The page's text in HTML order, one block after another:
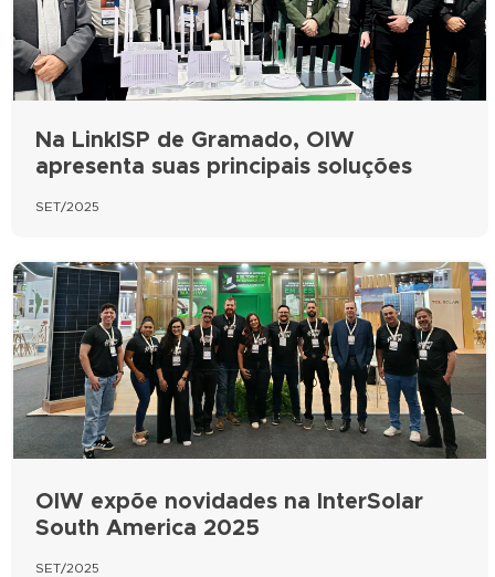
Na LinkISP de Gramado, OIW
apresenta suas principais soluções
SET/2025
OIW expõe novidades na InterSolar
South America 2025
SET/2025